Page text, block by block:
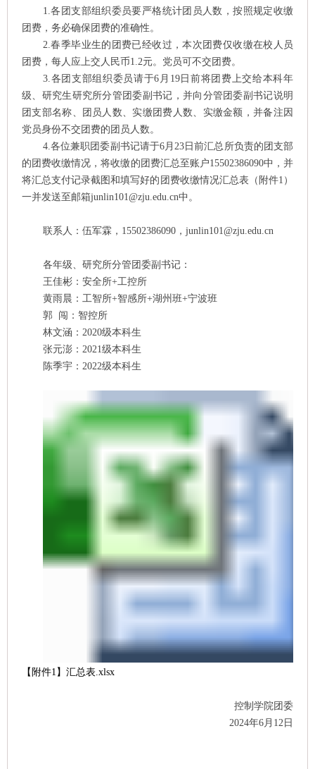
1.各团支部组织委员要严格统计团员人数，按照规定收缴
团费，务必确保团费的准确性。
2.春季毕业生的团费已经收过，本次团费仅收缴在校人员
团费，每人应上交人民币1.2元。 党员可不交团费。
3.各团支部组织委员请于6 月 19日前将团费上交给本科年
级、研究生研究所分管团委副书记，并向分管团委副书记说明
团支部名称、团员人数、实缴团费人数、实缴金额，并备注因
党员身份不交团费的团员人数。
4.各位兼职团委副书记请于6月23 日前汇总所负责的团支部
的团费收缴情况，将收缴的团费汇总至账户15502386090中，并
将汇总支付记录截图和填写好的团费收缴情况汇总表（附件1）
一并发送至邮箱junlin101@zju.edu.cn中。
联系人： 伍军霖 ， 15502386090 ， junlin101@zju.edu.cn
各年级、研究所分管团委副书记：
王佳彬：安全所+工控所
黄雨晨：工智所+智感所+湖州班+宁波班
郭 闯：智控所
林文涵： 2020级本科生
张元澎： 2021级本科生
陈季宇： 2022级本科生
【附件1】汇总表.xlsx
控制学院团委
2024年6月12日